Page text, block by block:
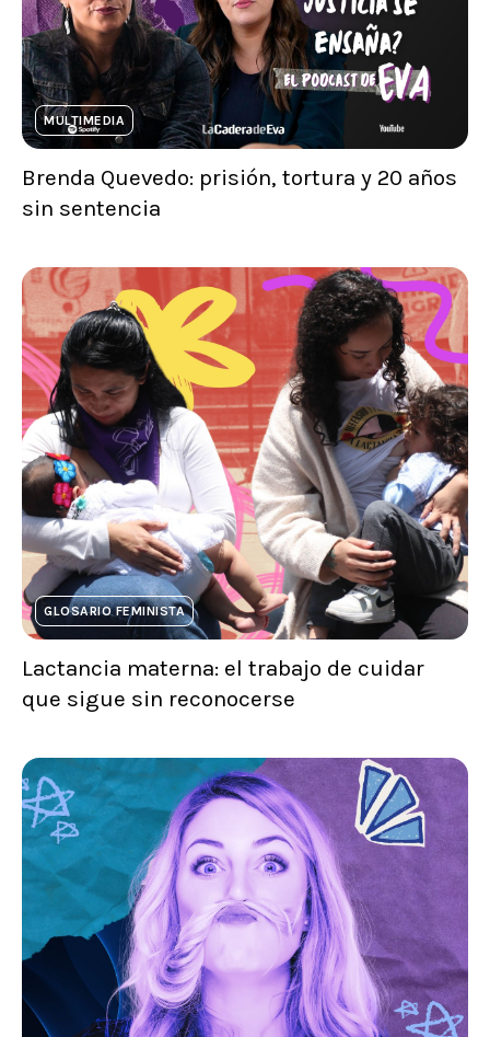
MULTIMEDIA
Brenda Quevedo: prisión, tortura y 20 años
sin sentencia
GLOSARIO FEMINISTA
Lactancia materna: el trabajo de cuidar
que sigue sin reconocerse